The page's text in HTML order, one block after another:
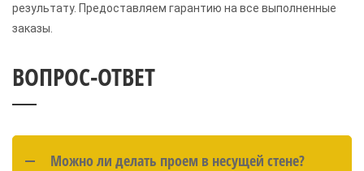
результату. Предоставляем гарантию на все выполненные
заказы.
ВОПРОС-ОТВЕТ
Можно ли делать проем в несущей стене?